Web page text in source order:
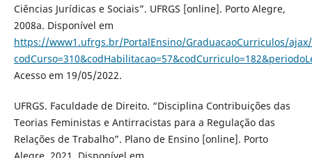
Ciências Jurídicas e Sociais”. UFRGS [online]. Porto Alegre,
2008a. Disponível em
https://www1.ufrgs.br/PortalEnsino/GraduacaoCurriculos/
Acesso em 19/05/2022.
UFRGS. Faculdade de Direito. “Disciplina Contribuições das
Teorias Feministas e Antirracistas para a Regulação das
Relações de Trabalho”. Plano de Ensino [online]. Porto